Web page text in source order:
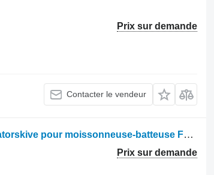
Prix sur demande
Contacter le vendeur
Autres éléments fonctionnels Reel arm L. og variatorskive pour moissonneuse-batteuse Fendt 763
Prix sur demande